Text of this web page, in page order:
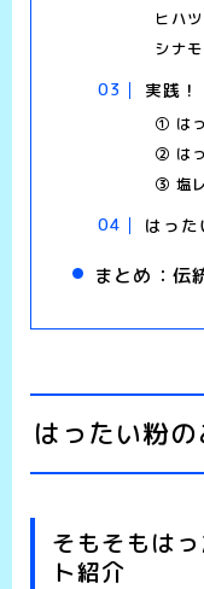
ヒハ
シナ
実践
① は
② は
③ 塩
はっ
まとめ：伝
はったい粉の
そもそもは
ト紹介